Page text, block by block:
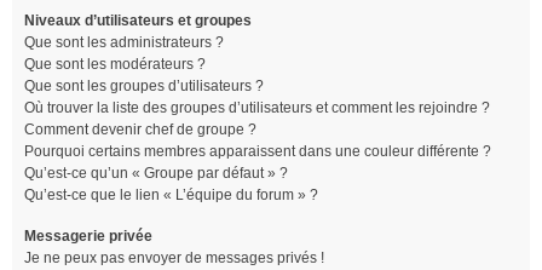
Niveaux d’utilisateurs et groupes
Que sont les administrateurs ?
Que sont les modérateurs ?
Que sont les groupes d’utilisateurs ?
Où trouver la liste des groupes d’utilisateurs et comment les rejoindre ?
Comment devenir chef de groupe ?
Pourquoi certains membres apparaissent dans une couleur différente ?
Qu’est-ce qu’un « Groupe par défaut » ?
Qu’est-ce que le lien « L’équipe du forum » ?
Messagerie privée
Je ne peux pas envoyer de messages privés !